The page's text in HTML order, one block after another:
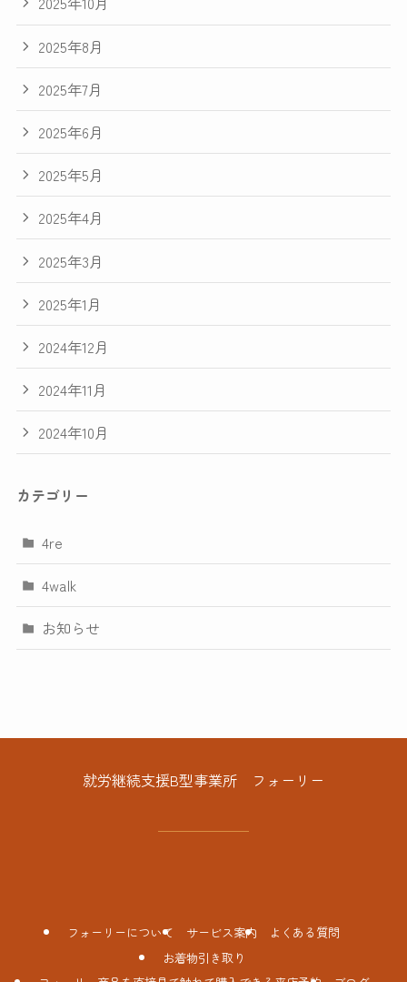
2025年8月
2025年7月
2025年6月
2025年5月
2025年4月
2025年3月
2025年1月
2024年12月
2024年11月
2024年10月
カテゴリー
4re
4walk
お知らせ
就労継続支援B型事業所 フォーリー
フォーリーについて サービス案内
よくある質問
お着物引き取り